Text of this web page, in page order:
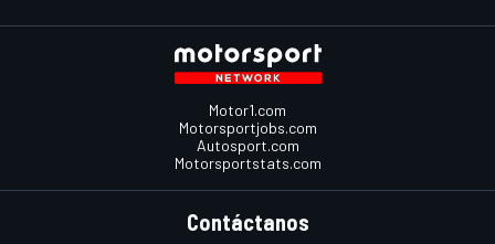
Motor1.com
Motorsportjobs.com
Autosport.com
Motorsportstats.com
Contáctanos